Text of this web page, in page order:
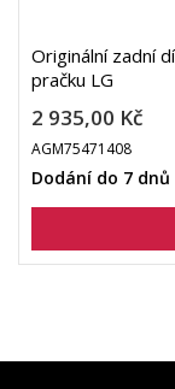
Originální zadní
pračku LG
2 935,00 Kč
AGM75471408
Dodání do 7 dnů